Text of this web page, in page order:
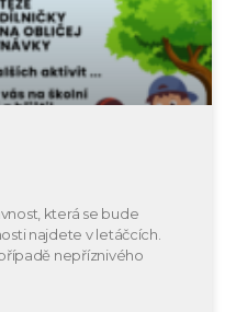
která se bude
najdete v letáčcích.
nepříznivého